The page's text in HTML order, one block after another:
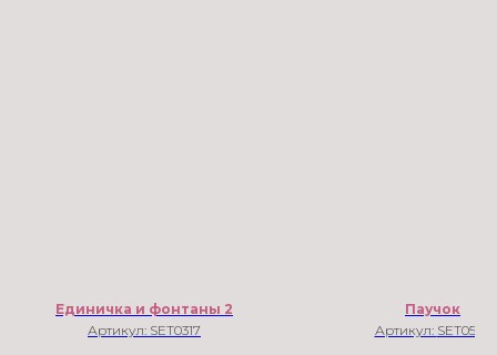
Единичка и фонтаны 2
Артикул: SET0317
Паучок
Артикул: SET0577